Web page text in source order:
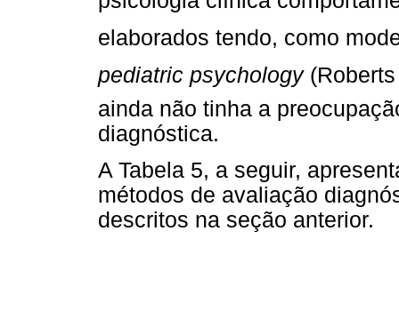
elaborados tendo, como
pediatric psychology
ainda não tinha a
diagnóstica.
A Tabela 5, a seguir,
métodos de avaliação
descritos na seção anterior.